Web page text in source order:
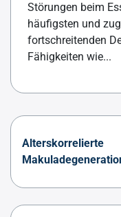
Störungen beim
häufigsten und
fortschreitenden
Fähigkeiten wie...
Alterskorrelierte